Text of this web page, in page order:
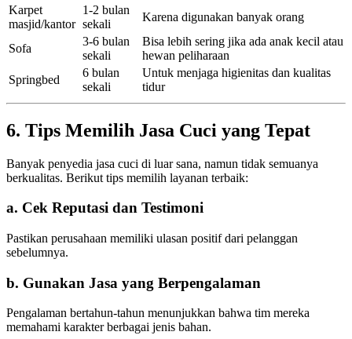
Karpet
masjid/kantor
1-2 bulan
sekali
Karena digunakan banyak orang
Sofa
3-6 bulan
sekali
Bisa lebih sering jika ada anak kecil atau
hewan peliharaan
Springbed
6 bulan
sekali
Untuk menjaga higienitas dan kualitas
tidur
6. Tips Memilih Jasa Cuci yang Tepat
Banyak penyedia jasa cuci di luar sana, namun tidak semuanya
berkualitas. Berikut tips memilih layanan terbaik:
a. Cek Reputasi dan Testimoni
Pastikan perusahaan memiliki ulasan positif dari pelanggan
sebelumnya.
b. Gunakan Jasa yang Berpengalaman
Pengalaman bertahun-tahun menunjukkan bahwa tim mereka
memahami karakter berbagai jenis bahan.